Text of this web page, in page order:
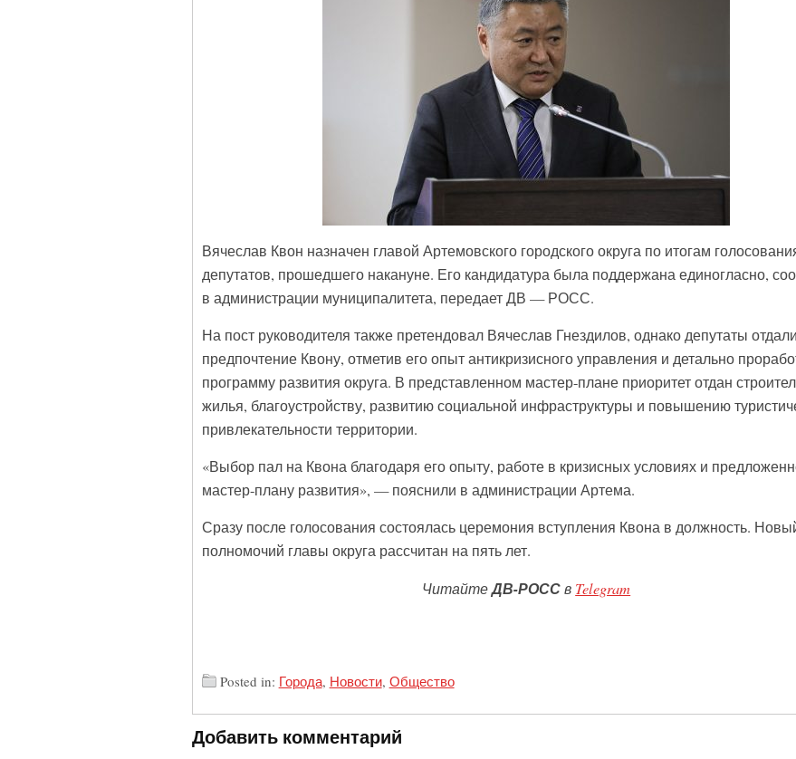
Вячеслав Квон назначен главой Артемовского городского округа по итогам
депутатов, прошедшего накануне. Его кандидатура была поддержана единогласно,
в администрации муниципалитета, передает ДВ — РОСС.
На пост руководителя также претендовал Вячеслав Гнездилов, однако депутаты отдали
предпочтение Квону, отметив его опыт антикризисного управления и детально
программу развития округа. В представленном мастер-плане приоритет отдан
жилья, благоустройству, развитию социальной инфраструктуры и повышению
привлекательности территории.
«Выбор пал на Квона благодаря его опыту, работе в кризисных условиях и
мастер-плану развития», — пояснили в администрации Артема.
Сразу после голосования состоялась церемония вступления Квона в должность.
полномочий главы округа рассчитан на пять лет.
ЧитайтеДВ-РОССв Telegram
Posted in: Города, Новости, Общество
Добавить комментарий